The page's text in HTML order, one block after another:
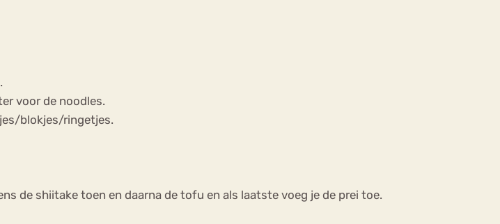
voor de noodles.
blokjes/ringetjes.
de shiitake toen en daarna de tofu en als laatste voeg je de prei toe.